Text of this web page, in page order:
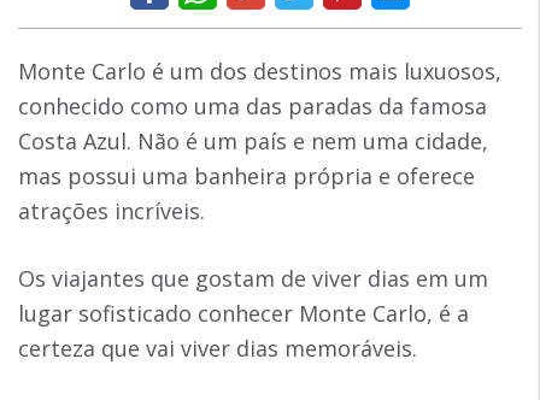
Monte Carlo é um dos destinos mais luxuosos,
conhecido como uma das paradas da famosa
Costa Azul. Não é um país e nem uma cidade,
mas possui uma banheira própria e oferece
atrações incríveis.
Os viajantes que gostam de viver dias em um
lugar sofisticado conhecer Monte Carlo, é a
certeza que vai viver dias memoráveis.